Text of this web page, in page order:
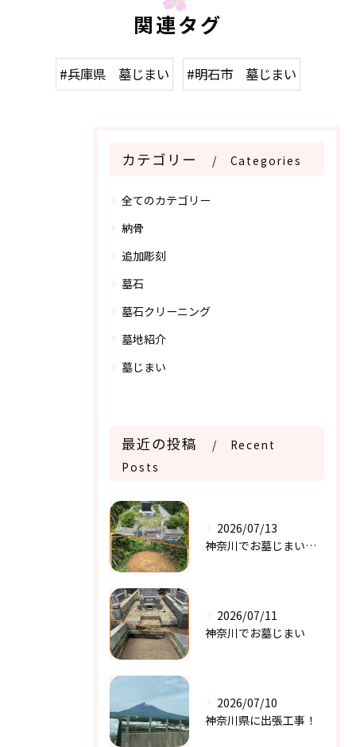
関連タグ
#兵庫県 墓じまい #明石市 墓じまい
カテゴリー Categories
全てのカテゴリー
納骨
追加彫刻
墓石
墓石クリーニング
墓地紹介
墓じまい
最近の投稿
Recent
Posts
2026/07/13
神奈川でお墓じまい２件目
2026/07/11
神奈川でお墓じまい
2026/07/10
神奈川県に出張工事！